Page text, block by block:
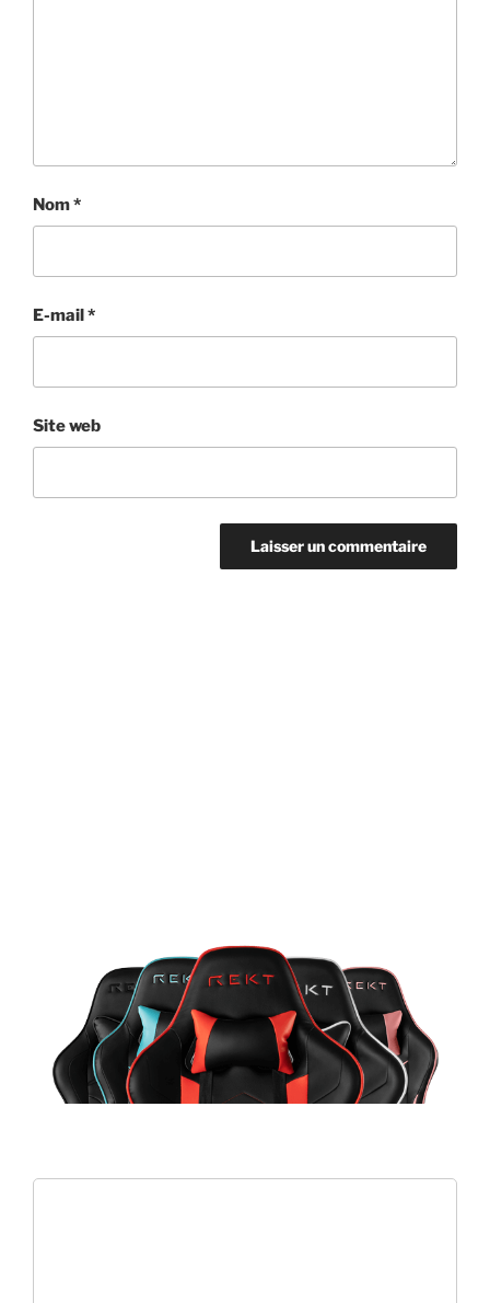
Nom*
E-mail*
Site web